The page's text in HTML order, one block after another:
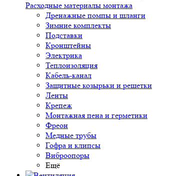
Расходные материалы монтажа
Дренажные помпы и шланги
Зимние комплекты
Подставки
Кронштейны
Электрика
Теплоизоляция
Кабель-канал
Защитные козырьки и решетки
Ленты
Крепеж
Монтажная пена и герметики
Фреон
Медные трубы
Гофра и клипсы
Виброопоры
Ещё